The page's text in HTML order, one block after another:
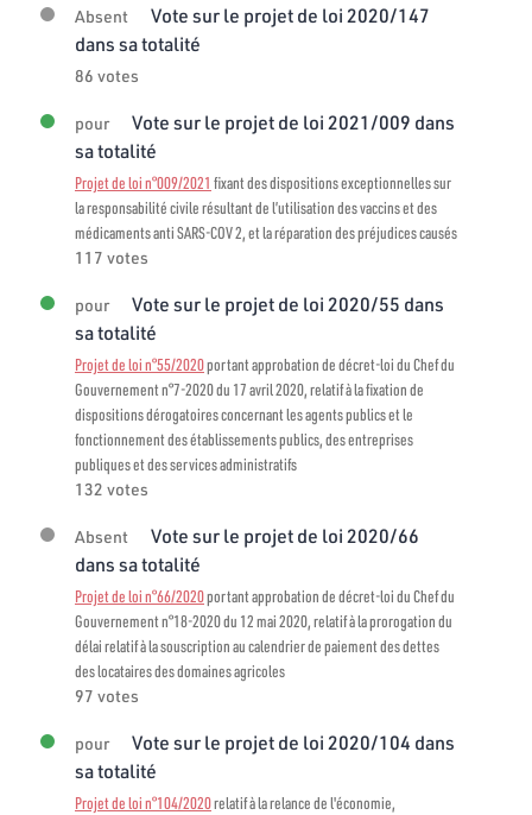
Absent
Vote sur le projet de loi 2020/147
dans sa totalité
86 votes
pour
Vote sur le projet de loi 2021/009 dans
sa totalité
Projet de loi n°009/2021 fixant des dispositions exceptionnelles sur
la responsabilité civile résultant de l’utilisation des vaccins et des
médicaments anti SARS-COV 2, et la réparation des préjudices causés
117 votes
pour
Vote sur le projet de loi 2020/55 dans
sa totalité
Projet de loi n°55/2020portant approbation de décret-loi du Chef du
Gouvernement n°7-2020 du 17 avril 2020, relatif à la fixation de
dispositions dérogatoires concernant les agents publics et le
fonctionnement des établissements publics, des entreprises
publiques et des services administratifs
132 votes
Absent
Vote sur le projet de loi 2020/66
dans sa totalité
Projet de loi n°66/2020portant approbation de décret-loi du Chef du
Gouvernement n°18-2020 du 12 mai 2020, relatif à la prorogation du
délai relatif à la souscription au calendrier de paiement des dettes
des locataires des domaines agricoles
97 votes
pour
Vote sur le projet de loi 2020/104 dans
sa totalité
Projet de loi n°104/2020relatif à la relance de l'économie,